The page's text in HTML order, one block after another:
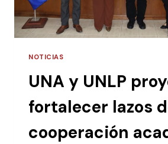
NOTICIAS
UNA y UNLP
fortalecer lazos
cooperación